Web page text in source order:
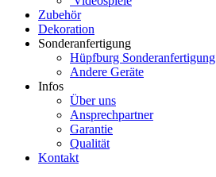
Zubehör
Dekoration
Sonderanfertigung
Hüpfburg Sonderanfertigung
Andere Geräte
Infos
Über uns
Ansprechpartner
Garantie
Qualität
Kontakt